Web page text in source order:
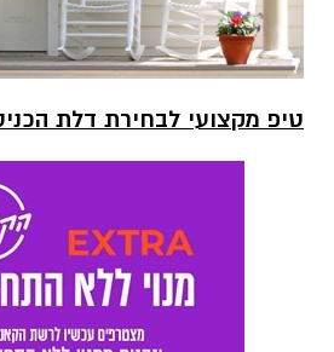
טיפ מקצועי לבחירת דלת